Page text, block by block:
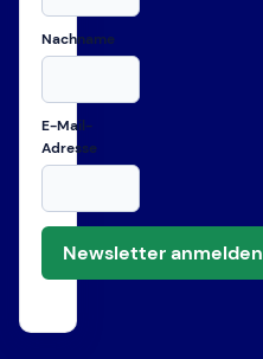
Nachname
E-Mail-
Adresse
Newsletter anmelden